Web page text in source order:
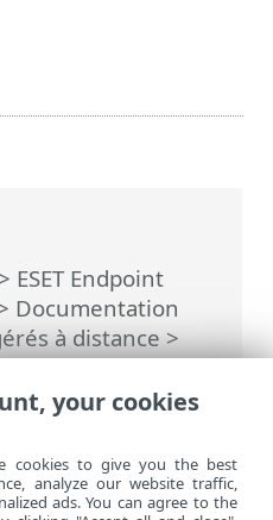
ESET Endpoint
Documentation
à distance>
dans ESET
Moteur de détection
malveillants
your cookies
cookies to give you the best
analyze our website traffic,
ads. You can agree to the